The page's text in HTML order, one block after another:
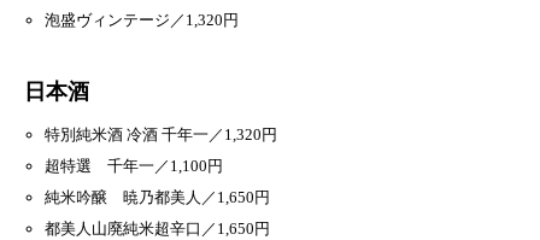
泡盛ヴィンテージ／1,320円
日本酒
特別純米酒 冷酒 千年一／1,320円
超特選 千年一／1,100円
純米吟醸 暁乃都美人／1,650円
都美人山廃純米超辛口／1,650円